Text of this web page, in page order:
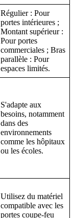
Régulier : Pour
portes intérieures ;
Montant supérieur :
Pour portes
commerciales ; Bras
parallèle : Pour
espaces limités.
S'adapte aux
besoins, notamment
dans des
environnements
comme les hôpitaux
ou les écoles.
Utilisez du matériel
compatible avec les
portes coupe-feu